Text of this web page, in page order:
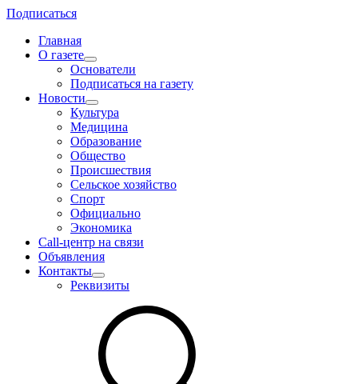
Подписаться
Главная
О газете
Основатели
Подписаться на газету
Новости
Культура
Медицина
Образование
Общество
Происшествия
Сельское хозяйство
Спорт
Официально
Экономика
Call-центр на связи
Объявления
Контакты
Реквизиты